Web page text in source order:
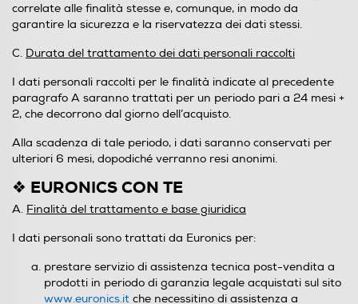
correlate alle finalità stesse e, comunque, in modo da
garantire la sicurezza e la riservatezza dei dati stessi.
C. Durata del trattamento dei dati personali raccolti
I dati personali raccolti per le finalità indicate al precedente
paragrafo A saranno trattati per un periodo pari a 24 mesi +
2, che decorrono dal giorno dell’acquisto.
Alla scadenza di tale periodo, i dati saranno conservati per
ulteriori 6 mesi, dopodiché verranno resi anonimi.
❖ EURONICS CON TE
A. Finalità del trattamento e base giuridica
I dati personali sono trattati da Euronics per:
prestare servizio di assistenza tecnica post-vendita a
prodotti in periodo di garanzia legale acquistati sul sito
www.euronics.it che necessitino di assistenza a